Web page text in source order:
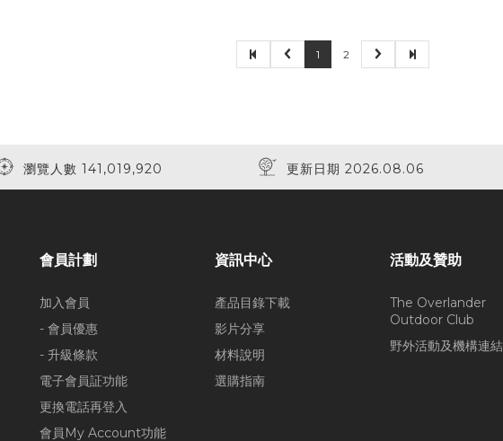
1 2
瀏覽人數 141,019,920 更新日期 2026.08.06
會員計劃
加入會員
- 會員優惠
- 升級條款
電子會員証功能
更換電話再登入
會員My Account功能
資訊中心
產品目錄下載
影片分享
材料說明
選購指南
活動及贊助
The Overlander
Outdoor Club
野外活動及機構連結